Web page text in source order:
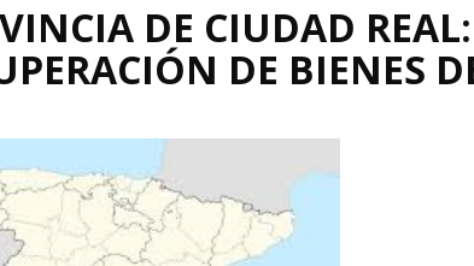
DE CIUDAD
DE BIENES